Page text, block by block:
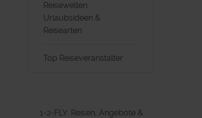
Reisewelten:
Urlaubsideen &
Reisearten
Top Reiseveranstalter
1-2-FLY: Reisen, Angebote &